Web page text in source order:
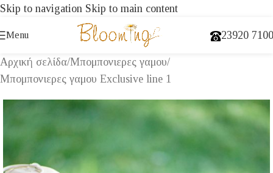
Skip to navigation Skip to main content
Menu 23920
Αρχική σελίδα/Μπομπονιερες γαμου/
Μπομπονιερες γαμου Exclusive line 1